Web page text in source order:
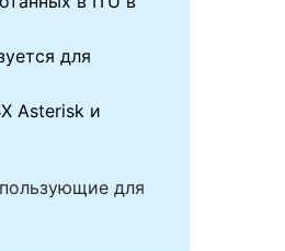
для
Asterisk и
для